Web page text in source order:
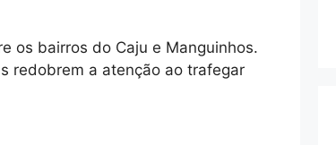
os bairros do Caju e Manguinhos.
redobrem a atenção ao trafegar